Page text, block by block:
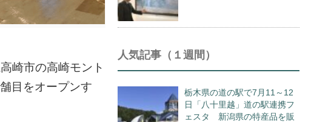
崎市の高崎モント
目をオープンす
人気記事（１週間）
栃木県の道の駅で7月11～12
日「八十里越」道の駅連携フ
ェスタ 新潟県の特産品を販